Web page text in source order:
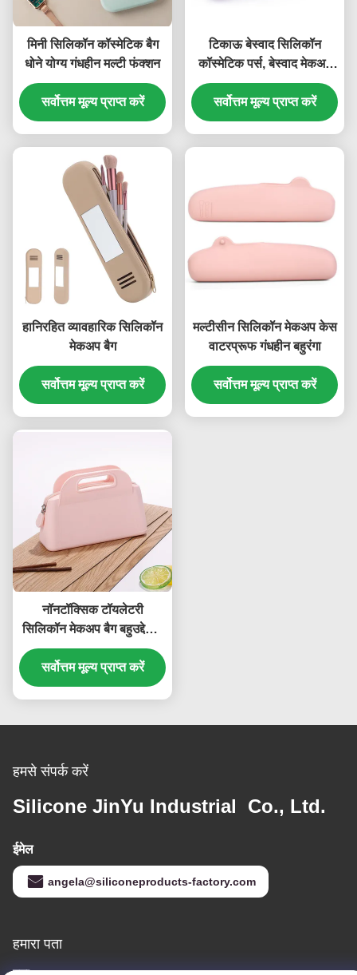
मिनी सिलिकॉन कॉस्मेटिक बैग
धोने योग्य गंधहीन मल्टी फंक्शन
सर्वोत्तम मूल्य प्राप्त करें
टिकाऊ बेस्वाद सिलिकॉन
कॉस्मेटिक पर्स, बेस्वाद मेकअप
ब्रश होल्डर सिलिकॉन
सर्वोत्तम मूल्य प्राप्त करें
हानिरहित व्यावहारिक सिलिकॉन
मेकअप बैग
सर्वोत्तम मूल्य प्राप्त करें
मल्टीसीन सिलिकॉन मेकअप केस
वाटरप्रूफ गंधहीन बहुरंगा
सर्वोत्तम मूल्य प्राप्त करें
नॉनटॉक्सिक टॉयलेटरी
सिलिकॉन मेकअप बैग बहुउद्देशीय
लीकप्रूफ
सर्वोत्तम मूल्य प्राप्त करें
हमसे संपर्क करें
Silicone JinYu Industrial Co., Ltd.
ईमेल
angela@siliconeproducts-factory.com
हमारा पता